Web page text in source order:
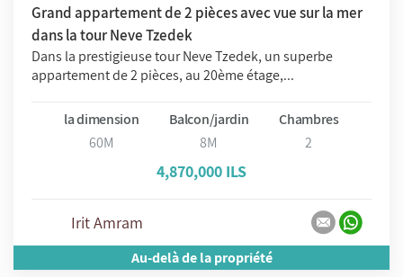
Grand appartement de 2 pièces avec vue sur la mer
dans la tour Neve Tzedek
Dans la prestigieuse tour Neve Tzedek, un superbe
appartement de 2 pièces, au 20ème étage,...
la dimension
60M
Balcon/jardin
8M
Chambres
2
4,870,000 ILS
Irit Amram
Au-delà de la propriété